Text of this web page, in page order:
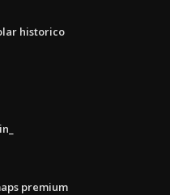
historico
premium